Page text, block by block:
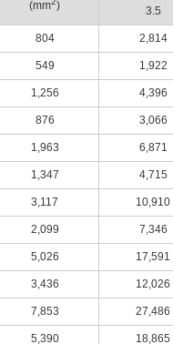
(mm ) 3.5
804 2,814
549 1,922
1,256 4,396
876 3,066
1,963 6,871
1,347 4,715
3,117 10,910
2,099 7,346
5,026 17,591
3,436 12,026
7,853 27,486
5,390 18,865